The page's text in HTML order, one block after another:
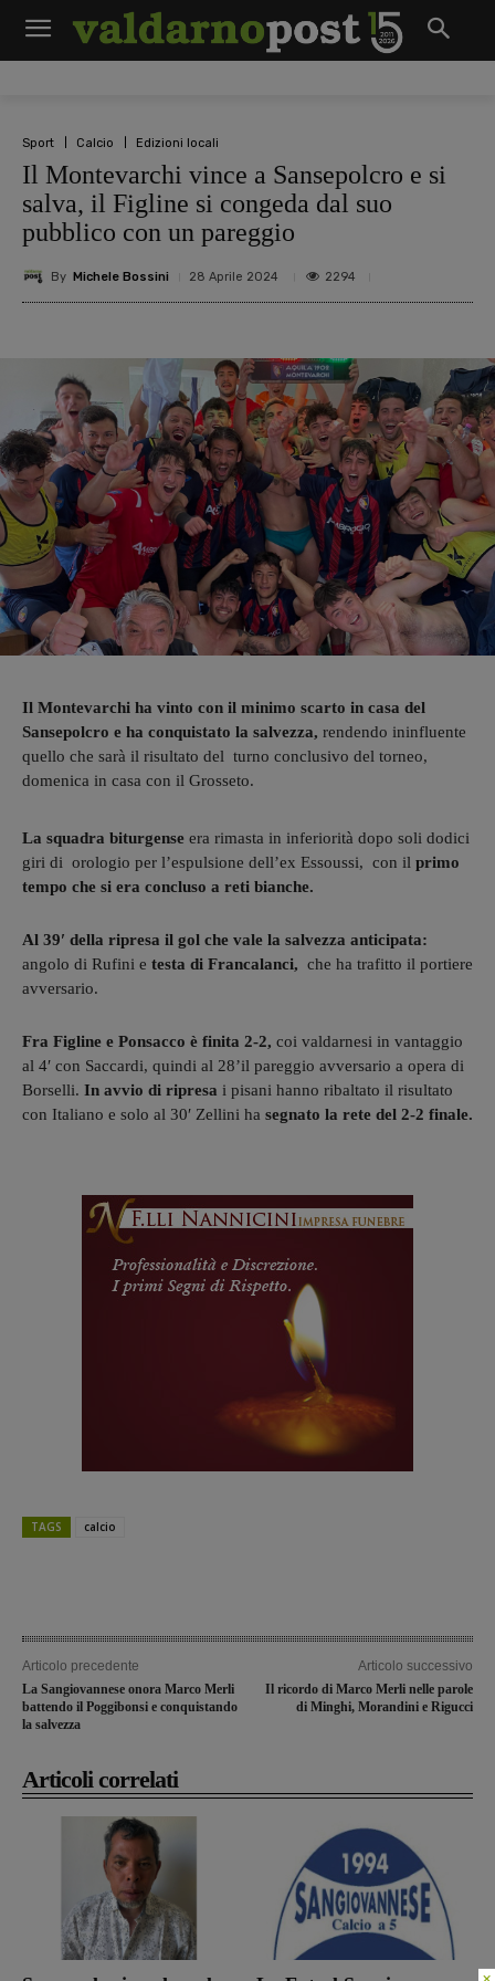
Sport Calcio Edizioni locali
Il Montevarchi vince a Sansepolcro e si
salva, il Figline si congeda dal suo
pubblico con un pareggio
By Michele Bossini 28 Aprile 2024 2294
Il Montevarchi ha vinto con il minimo scarto in casa del
Sansepolcro e ha conquistato la salvezza, rendendo ininfluente
quello che sarà il risultato del turno conclusivo del torneo,
domenica in casa con il Grosseto.
La squadra biturgense era rimasta in inferiorità dopo soli dodici
giri di orologio per l’espulsione dell’ex Essoussi, con il primo
tempo che si era concluso a reti bianche.
Al 39′ della ripresa il gol che vale la salvezza anticipata:
angolo di Rufini e testa di Francalanci, che ha trafitto il portiere
avversario.
Fra Figline e Ponsacco è finita 2-2, coi valdarnesi in vantaggio
al 4′ con Saccardi, quindi al 28’il pareggio avversario a opera di
Borselli. In avvio di ripresa i pisani hanno ribaltato il risultato
con Italiano e solo al 30′ Zellini ha segnato la rete del 2-2 finale.
TAGS calcio
Articolo precedente
La Sangiovannese onora Marco Merli
battendo il Poggibonsi e conquistando
la salvezza
Articolo successivo
Il ricordo di Marco Merli nelle parole
di Minghi, Morandini e Rigucci
Articoli correlati
×